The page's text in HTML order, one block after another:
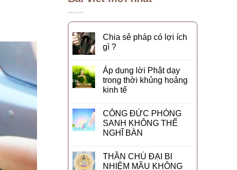
Chia sẻ pháp có lợi ích
gì ?
Áp dụng lời Phật dạy
trong thời khủng hoảng
kinh tế
CÔNG ĐỨC PHÓNG
SANH KHÔNG THỂ
NGHĨ BÀN
THẦN CHÚ ĐẠI BI
NHIỆM MẦU KHÔNG